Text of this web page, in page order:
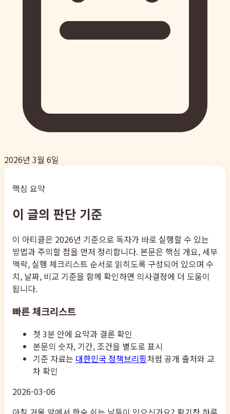
2026년 3월 6일
핵심 요약
이 글의 판단 기준
이 아티클은 2026년 기준으로 독자가 바로 실행할 수 있는
방법과 주의할 점을 먼저 정리합니다. 본문은 핵심 개요, 세부
맥락, 실행 체크리스트 순서로 읽히도록 구성되어 있으며 수
치, 날짜, 비교 기준을 함께 확인하면 의사결정에 더 도움이
됩니다.
빠른 체크리스트
첫 3분 안에 요약과 결론 확인
본문의 숫자, 기간, 조건을 별도로 표시
기준 자료는 대한민국 정책브리핑처럼 공개 출처와 교
차 확인
2026-03-06